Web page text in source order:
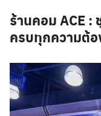
ร้านคอมACE:
ครบทุกความต้อ